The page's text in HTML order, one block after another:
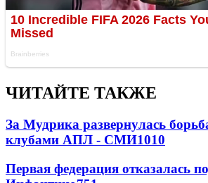
ЧИТАЙТЕ ТАКЖЕ
За Мудрика развернулась
клубами АПЛ - СМИ1010
Первая федерация отказалась